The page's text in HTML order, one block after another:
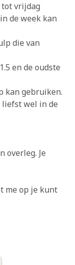
tot vrijdag
de week kan
die van
en de oudste
kan gebruiken.
liefst wel in de
overleg. Je
me op je kunt